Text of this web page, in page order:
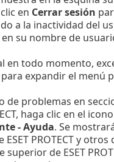
en Cerrar sesión
a la inactividad del
su nombre de
en todo momento,
expandir el menú
problemas en
haga clic en el icono
- Ayuda. Se
PROTECT y otros
de ESET